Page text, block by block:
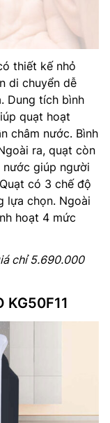
thiết kế nhỏ
di chuyển dễ
Dung tích bình
quạt hoạt
châm nước. Bình
ra, quạt còn
giúp người
có 3 chế độ
lựa chọn. Ngoài
hoạt 4 mức
chỉ 5.690.000
KG50F11